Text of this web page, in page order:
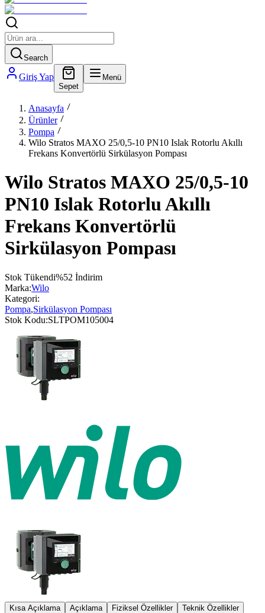
Search
Giriş Yap
Sepet
Menü
Anasayfa
Ürünler
Pompa
Wilo Stratos MAXO 25/0,5-10 PN10 Islak Rotorlu Akıllı
Frekans Konvertörlü Sirkülasyon Pompası
Wilo Stratos MAXO 25/0,5-10
PN10 Islak Rotorlu Akıllı
Frekans Konvertörlü
Sirkülasyon Pompası
Stok Tükendi%52 İndirim
Marka:Wilo
Kategori:
Pompa,Sirkülasyon Pompası
Stok Kodu:SLTPOM105004
Kısa Açıklama Açıklama Fiziksel Özellikler
Teknik Özellikler